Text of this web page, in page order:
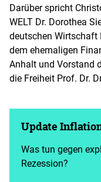
Darüber spricht
WELT Dr. Dorothea
deutschen Wirtschaft
dem ehemaligen
Anhalt und Vorstand
die Freiheit Prof. Dr.
Update
Was tun gegen
Rezession?